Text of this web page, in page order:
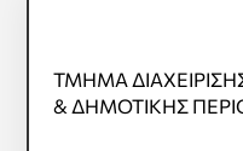
ΤΜΗΜΑ
& ΔΗΜΟΤΙΚΗΣ
ΤΜΗΜΑ